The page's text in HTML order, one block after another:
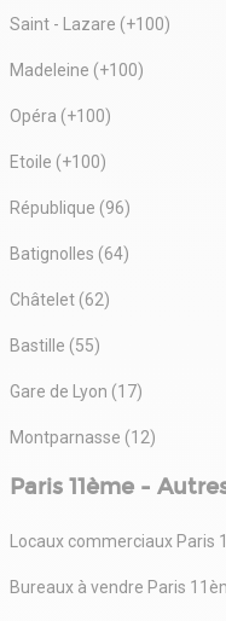
Saint - Lazare (+100)
Madeleine (+100)
Opéra (+100)
Etoile (+100)
République (96)
Batignolles (64)
Châtelet (62)
Bastille (55)
Gare de Lyon (17)
Montparnasse (12)
Paris 11ème -
Locaux commerciaux Paris
Bureaux à vendre Paris